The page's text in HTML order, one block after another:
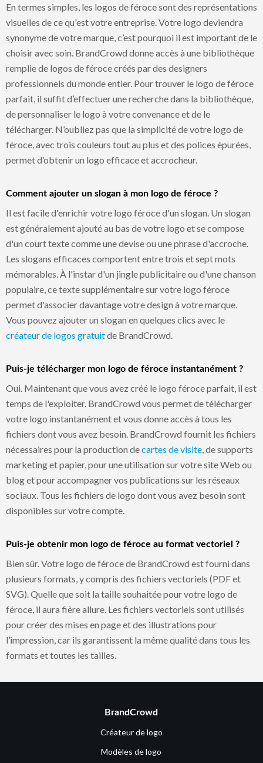
En termes simples, les logos de féroce sont des représentations
visuelles de ce qu'est votre entreprise. Votre logo deviendra
synonyme de votre marque, c’est pourquoi il est important de le
choisir avec soin. BrandCrowd donne accès à une bibliothèque
remplie de logos de féroce créés par des designers
professionnels du monde entier. Pour trouver le logo de féroce
parfait, il suffit d’effectuer une recherche dans la bibliothèque,
de personnaliser le logo à votre convenance et de le
télécharger. N’oubliez pas que la simplicité de votre logo de
féroce, avec trois couleurs tout au plus et des polices épurées,
permet d’obtenir un logo efficace et accrocheur.
Comment ajouter un slogan à mon logo de féroce ?
Il est facile d'enrichir votre logo féroce d'un slogan. Un slogan
est généralement ajouté au bas de votre logo et se compose
d'un court texte comme une devise ou une phrase d'accroche.
Les slogans efficaces comportent entre trois et sept mots
mémorables. À l'instar d'un jingle publicitaire ou d'une chanson
populaire, ce texte supplémentaire sur votre logo féroce
permet d'associer davantage votre design à votre marque.
Vous pouvez ajouter un slogan en quelques clics avec le
créateur de logos gratuitde BrandCrowd.
Puis-je télécharger mon logo de féroce instantanément ?
Oui. Maintenant que vous avez créé le logo féroce parfait, il est
temps de l'exploiter. BrandCrowd vous permet de télécharger
votre logo instantanément et vous donne accès à tous les
fichiers dont vous avez besoin. BrandCrowd fournit les fichiers
nécessaires pour la production decartes de visite , de supports
marketing et papier, pour une utilisation sur votre site Web ou
blog et pour accompagner vos publications sur les réseaux
sociaux. Tous les fichiers de logo dont vous avez besoin sont
disponibles sur votre compte.
Puis-je obtenir mon logo de féroce au format vectoriel ?
Bien sûr. Votre logo de féroce de BrandCrowd est fourni dans
plusieurs formats, y compris des fichiers vectoriels (PDF et
SVG). Quelle que soit la taille souhaitée pour votre logo de
féroce, il aura fière allure. Les fichiers vectoriels sont utilisés
pour créer des mises en page et des illustrations pour
l’impression, car ils garantissent la même qualité dans tous les
formats et toutes les tailles.
BrandCrowd
Créateur de logo
Modèles de logo